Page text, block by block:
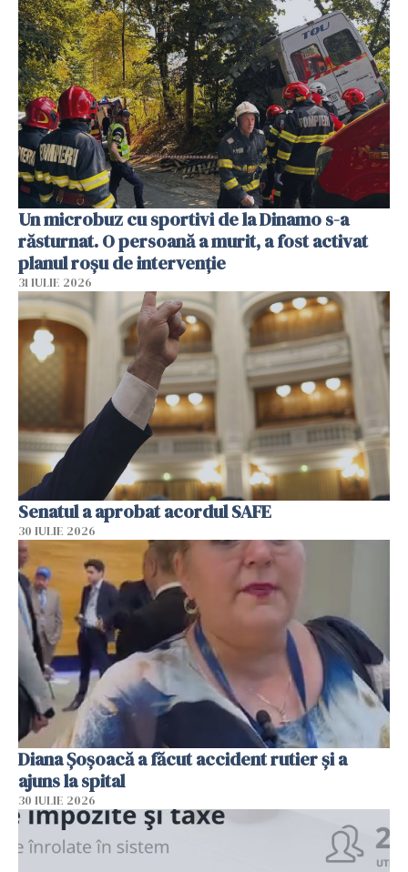
Un microbuz cu sportivi de la Dinamo s-a
răsturnat. O persoană a murit, a fost activat
planul roșu de intervenție
31 IULIE 2026
Senatul a aprobat acordul SAFE
30 IULIE 2026
Diana Șoșoacă a făcut accident rutier și a
ajuns la spital
30 IULIE 2026